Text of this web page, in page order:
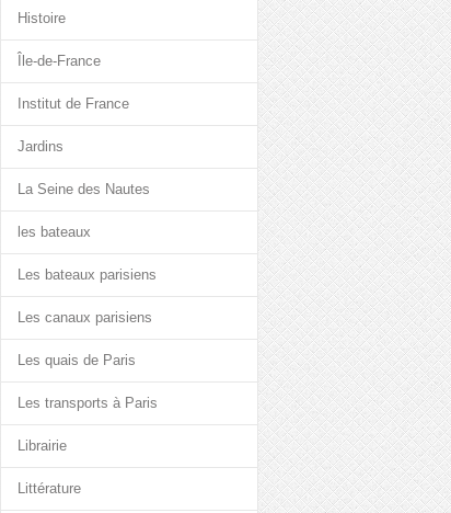
Histoire
Île-de-France
Institut de France
Jardins
La Seine des Nautes
les bateaux
Les bateaux parisiens
Les canaux parisiens
Les quais de Paris
Les transports à Paris
Librairie
Littérature